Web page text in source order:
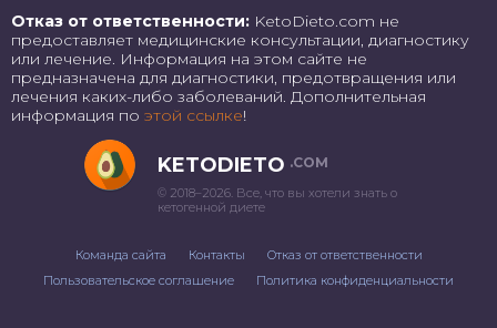
Отказ от ответственности: KetoDieto.com не
предоставляет медицинские консультации, диагностику
или лечение. Информация на этом сайте не
предназначена для диагностики, предотвращения или
лечения каких-либо заболеваний. Дополнительная
информация по этой ссылке!
KETODIETO .COM
© 2018–2026. Все, что вы хотели знать о
кетогенной диете
Команда сайта Контакты
Отказ от ответственности
Пользовательское соглашение
Политика конфиденциальности